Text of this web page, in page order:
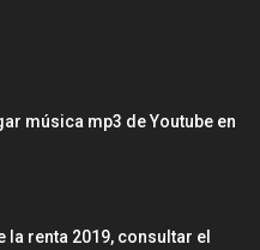
música mp3 de Youtube en
la renta 2019, consultar el